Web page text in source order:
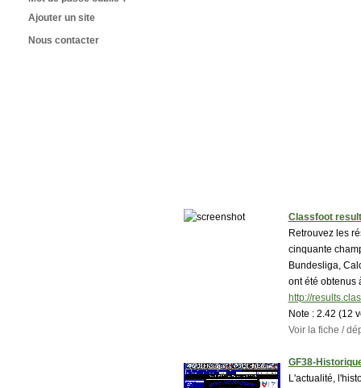
Ajouter un site
Nous contacter
Classfoot
Retrouvez les
cinquante
Bundesliga,
ont été obtenus
http://
Note : 2.42 (12
Voir la fiche /
GF38-
L'actualité,